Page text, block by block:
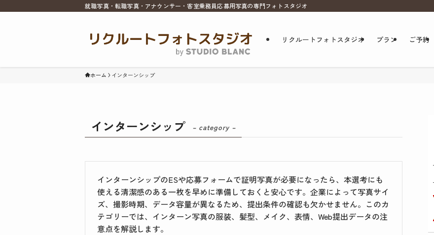
就職写真・転職写真・アナウンサー・客室乗務員応募用写真の専門フォトスタジオ
リクルートフォトスタジオ プラン ご予約
ホーム インターンシップ
インターンシップ – category –
インターンシップのESや応募フォームで証明写真が必要になったら、本選考にも
使える清潔感のある一枚を早めに準備しておくと安心です。企業によって写真サイ
ズ、撮影時期、データ容量が異なるため、提出条件の確認も欠かせません。このカ
テゴリーでは、インターン写真の服装、髪型、メイク、表情、Web提出データの注
意点を解説します。